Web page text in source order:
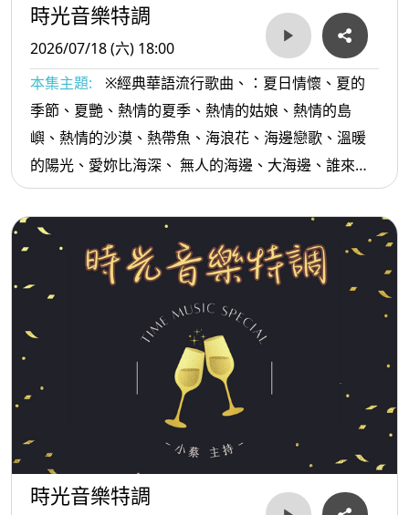
時光音樂特調
2026/07/18 (六) 18:00
本集主題:
※經典華語流行歌曲、：夏日情懷、夏的
季節、夏艷、熱情的夏季、熱情的姑娘、熱情的島
嶼、熱情的沙漠、熱帶魚、海浪花、海邊戀歌、溫暖
的陽光、愛妳比海深、 無人的海邊、大海邊、誰來海
邊、青春陽光歡笑...等。
時光音樂特調